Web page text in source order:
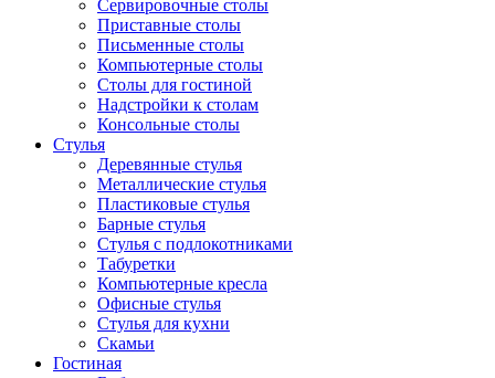
Сервировочные столы
Приставные столы
Письменные столы
Компьютерные столы
Столы для гостиной
Надстройки к столам
Консольные столы
Стулья
Деревянные стулья
Металлические стулья
Пластиковые стулья
Барные стулья
Стулья с подлокотниками
Табуретки
Компьютерные кресла
Офисные стулья
Стулья для кухни
Скамьи
Гостиная